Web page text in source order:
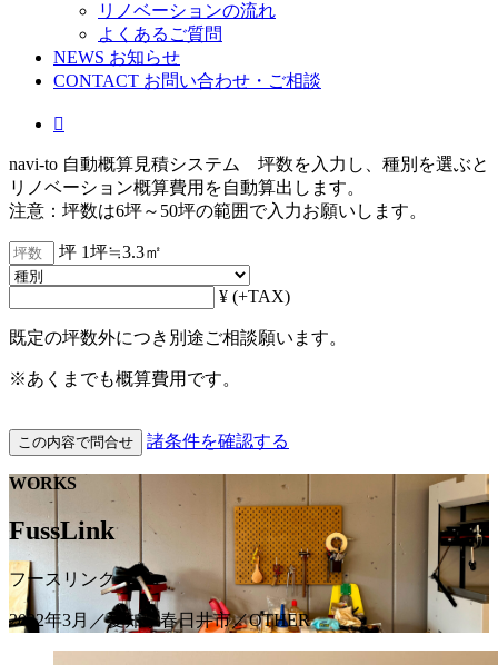
リノベーションの流れ
よくあるご質問
NEWS お知らせ
CONTACT お問い合わせ・ご相談

navi-to 自動概算見積システム 坪数を入力し、種別を選ぶと
リノベーション概算費用を自動算出します。
注意：坪数は6坪～50坪の範囲で入力お願いします。
坪 1坪≒3.3㎡
¥ (+TAX)
既定の坪数外につき別途ご相談願います。
※あくまでも概算費用です。
この内容で問合せ 諸条件を確認する
WORKS
FussLink
フースリンク
2022年3月／愛知県春日井市／OTHER